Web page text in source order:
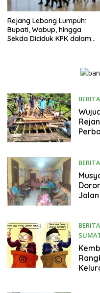
Rejang Lebong Lumpuh:
Bupati, Wabup, hingga
Sekda Diciduk KPK dalam
BERITA
2025
BERITA
2025
BERITA
7